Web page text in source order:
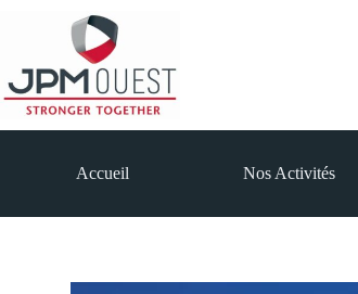
Accueil Nos Activités